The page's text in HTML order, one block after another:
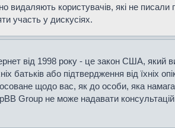
користувачів, які не писали
участь у дискусіях.
від 1998 року - це закон США, який
батьків або підтвердження від їхніх
щодо вас, як до особи, яка
Group не може надавати